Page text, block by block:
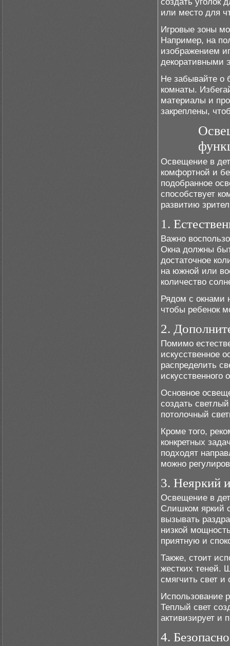
или место для
Игровые зоны
Например, на
изображением
декоративными
Не забывайте о
комнаты.
материалы и
закреплены,
Освещение в
комфортной и
подобранное
способствует
развитию
1.
Важно
Окна должны
достаточное
на южной или
количество
Рядом с окнами
чтобы ребенок
2.
Помимо
искусственное
распределить
искусственного
Основное
создать
потолочный
Кроме того,
конкретных
подходят
можно
3. Неяркий
Освещение в
Слишком яркий
вызывать
низкой
приятную и
Также, стоит
жестких теней.
смягчить свет
Использование
Теплый свет
активизирует и
4.